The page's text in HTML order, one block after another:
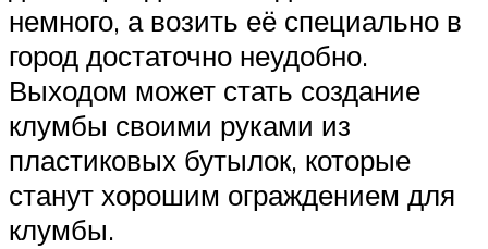
немного, а возить её специально в
город достаточно неудобно.
Выходом может стать создание
клумбы своими руками из
пластиковых бутылок, которые
станут хорошим ограждением для
клумбы.